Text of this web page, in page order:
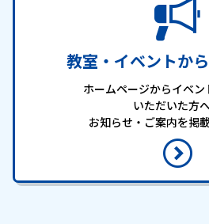
教室・イベントか
ホームページからイベ
いただいた方
お知らせ・ご案内を掲